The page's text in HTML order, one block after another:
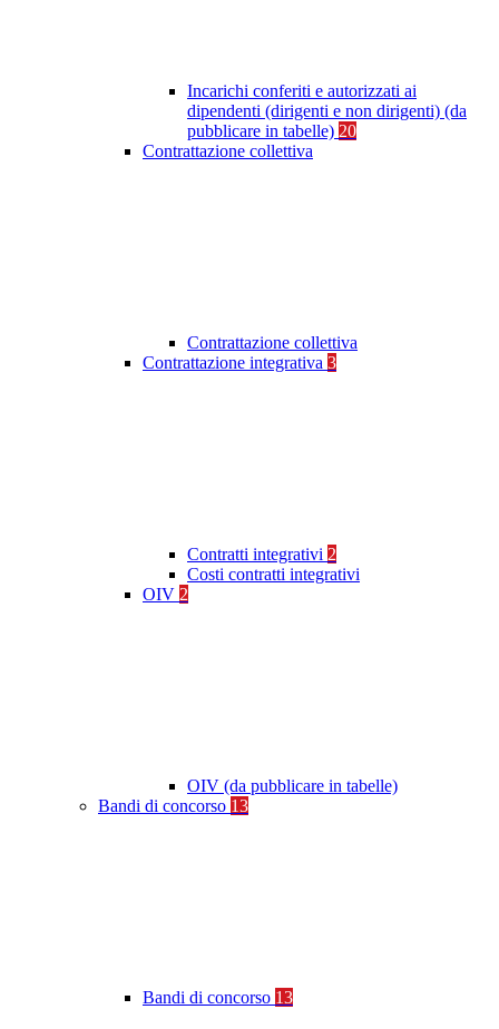
Incarichi conferiti e autorizzati ai
dipendenti (dirigenti e non dirigenti) (da
pubblicare in tabelle) 20
Contrattazione collettiva
Contrattazione collettiva
Contrattazione integrativa 3
Contratti integrativi 2
Costi contratti integrativi
OIV 2
OIV (da pubblicare in tabelle)
Bandi di concorso 13
Bandi di concorso 13